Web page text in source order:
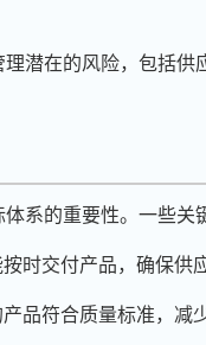
潜在的风险，包括
系的重要性。一些关
时交付产品，确保供
品符合质量标准，减